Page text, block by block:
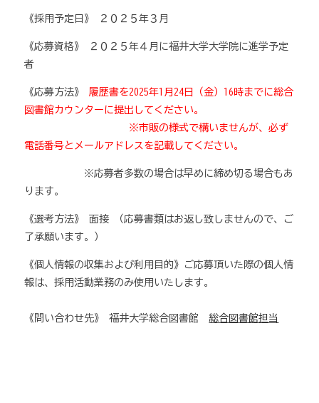
《採用予定日》 ２０２５年３月
《応募資格》 ２０２５年４月に福井大学大学院に進学予定
者
《応募方法》履歴書を2025年1月24日（金）16時までに総合
図書館カウンターに提出してください。
※市販の様式で構いませんが、必ず
電話番号とメールアドレスを記載してください。
※応募者多数の場合は早めに締め切る場合もあ
ります。
《選考方法》 面接 （応募書類はお返し致しませんので、ご
了承願います。）
《個人情報の収集および利用目的》ご応募頂いた際の個人情
報は、採用活動業務のみ使用いたします。
《問い合わせ先》 福井大学総合図書館総合図書館担当